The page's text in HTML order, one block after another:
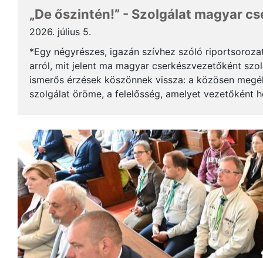
„De őszintén!” - Szolgálat magyar
2026. július 5.
*Egy négyrészes, igazán szívhez szóló
arról, mit jelent ma magyar cserkészvezetőként
ismerős érzések köszönnek vissza: a közösen
szolgálat öröme, a felelősség, amelyet vezetőként